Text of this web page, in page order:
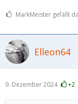
MarkMeister gefällt
Elleon64
9. Dezember 2024 +2